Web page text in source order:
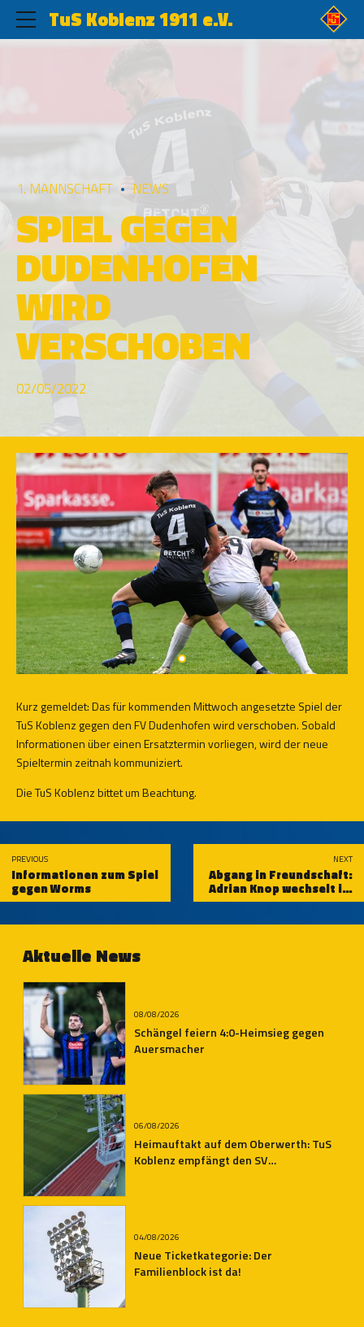
TuS Koblenz 1911 e.V.
1. MANNSCHAFT NEWS
SPIEL GEGEN
DUDENHOFEN
WIRD
VERSCHOBEN
02/05/2022
Kurz gemeldet: Das für kommenden Mittwoch angesetzte Spiel der
TuS Koblenz gegen den FV Dudenhofen wird verschoben. Sobald
Informationen über einen Ersatztermin vorliegen, wird der neue
Spieltermin zeitnah kommuniziert.
Die TuS Koblenz bittet um Beachtung.
PREVIOUS
Informationen zum Spiel
gegen Worms
NEXT
Abgang in Freundschaft:
Adrian Knop wechselt im
Sommer auf eigenen
Heimatverein
Aktuelle News
08/08/2026
Schängel feiern 4:0-Heimsieg gegen
Auersmacher
06/08/2026
Heimauftakt auf dem Oberwerth: TuS
Koblenz empfängt den SV
04/08/2026
Neue Ticketkategorie: Der
Familienblock ist da!